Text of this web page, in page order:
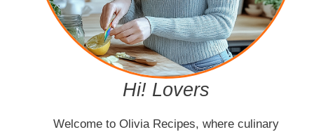
Hi! Lovers
Welcome to Olivia Recipes, where culinary